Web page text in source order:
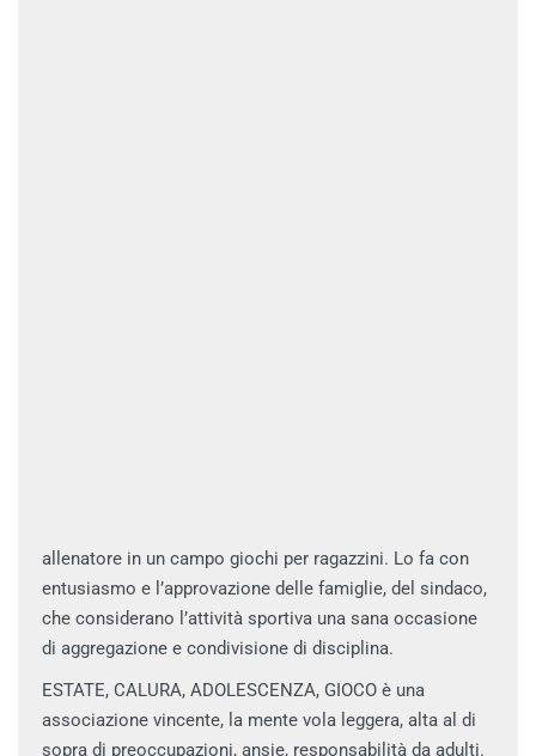
allenatore in un campo giochi per ragazzini. Lo fa con
entusiasmo e l’approvazione delle famiglie, del sindaco,
che considerano l’attività sportiva una sana occasione
di aggregazione e condivisione di disciplina.
ESTATE, CALURA, ADOLESCENZA, GIOCO è una
associazione vincente, la mente vola leggera, alta al di
sopra di preoccupazioni, ansie, responsabilità da adulti.